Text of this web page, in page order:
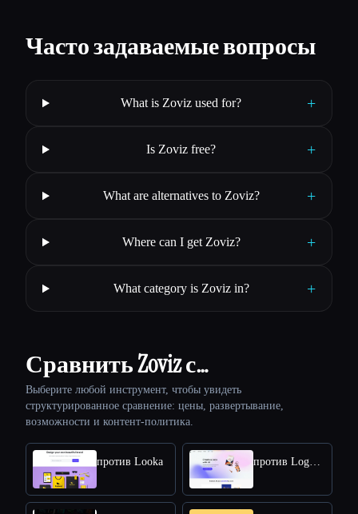
Часто задаваемые вопросы
What is Zoviz used for? +
Is Zoviz free? +
What are alternatives to Zoviz? +
Where can I get Zoviz? +
What category is Zoviz in? +
Сравнить Zoviz с…
Выберите любой инструмент, чтобы увидеть
структурированное сравнение: цены, развертывание,
возможности и контент-политика.
против Looka против Logomakerr.AI